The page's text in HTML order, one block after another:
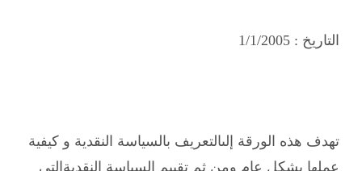
التاريخ :1/1/2005
تهدف هذه الورقة إلىالتعريف بالسياسة النقدية و كيفية
عملها بشكل عام ومن ثم تقييم السياسة النقديةالتي